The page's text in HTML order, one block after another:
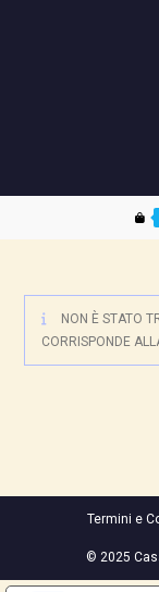
NON È STATO
CORRISPONDE
Termini e
© 2025